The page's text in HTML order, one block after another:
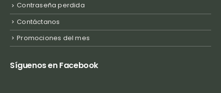
Contraseña perdida
Contáctanos
Promociones del mes
Síguenos en Facebook